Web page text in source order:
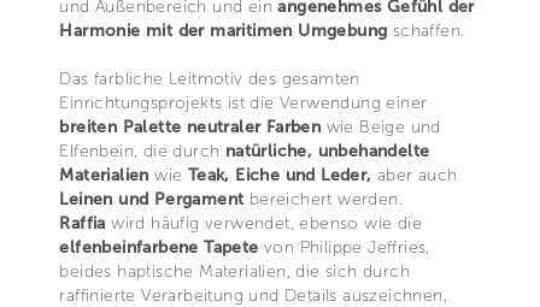
und Außenbereich und einangenehmes Gefühl der
Harmonie mit der maritimen Umgebung schaffen.
Das farbliche Leitmotiv des gesamten
Einrichtungsprojekts ist die Verwendung einer
breiten Palette neutraler Farben wie Beige und
Elfenbein, die durch natürliche, unbehandelte
Materialien wie Teak, Eiche und Leder, aber auch
Leinen und Pergament bereichert werden.
Raffia wird häufig verwendet, ebenso wie die
elfenbeinfarbene Tapete von Philippe Jeffries,
beides haptische Materialien, die sich durch
raffinierte Verarbeitung und Details auszeichnen,